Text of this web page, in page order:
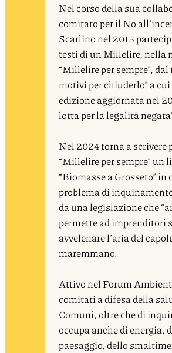
Nel corso della sua
comitato per il No
Scarlino nel 2015
testi di un Millelire, nella
“Millelire per sempre”,
motivi per chiuderlo” a
edizione aggiornata nel
lotta per la legalità
Nel 2024 torna a scrivere
“Millelire per sempre” un
“Biomasse a Grosseto”
problema di
da una legislazione che
permette ad imprenditori
avvelenare l’aria del
maremmano.
Attivo nel Forum
comitati a difesa della
Comuni, oltre che di
occupa anche di energia,
paesaggio, dello